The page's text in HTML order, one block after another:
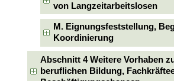
von Langzeitarbeitslosen
M. Eignungsfeststellung,
Koordinierung
Abschnitt 4 Weitere Vorhaben
beruflichen Bildung,